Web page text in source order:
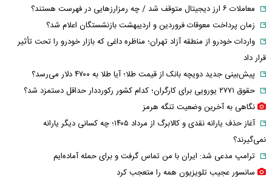
معاملات ۶ ارز دیجیتال متوقف شد / چه رمزارزهایی در فهرست هستند؟
زمان پرداخت معوقات فروردین و اردیبهشت بازنشستگان اعلام شد؟
واردات خودرو از منطقه آزاد تهران؛ مناظره داغی که بازار خودرو را تحت تأثیر
قرار داد
پیش‌بینی جدید دویچه‌ بانک از قیمت طلا؛ آیا طلا به ۴۷۰۰ دلار می‌رسد؟
حقوق ۲۷۷۱ یورویی برای کارگران؛ کدام کشور رکورددار حداقل دستمزد شد؟
نگاهی به آخرین وضعیت تنگه هرمز
آغاز حذف یارانه نقدی و کالابرگ از مرداد ۱۴۰۵؛ چه کسانی دیگر یارانه
نمی‌گیرند؟
ترامپ مدعی شد: ایران با من تماس گرفت و برای حمله آماده‌ایم
سانسور عجیب تلویزیون همه را متعجب کرد